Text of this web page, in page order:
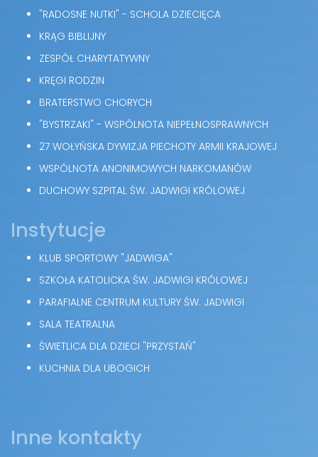
"RADOSNE NUTKI" - SCHOLA DZIECIĘCA
KRĄG BIBLIJNY
ZESPÓŁ CHARYTATYWNY
KRĘGI RODZIN
BRATERSTWO CHORYCH
"BYSTRZAKI" - WSPÓLNOTA NIEPEŁNOSPRAWNYCH
27 WOŁYŃSKA DYWIZJA PIECHOTY ARMII KRAJOWEJ
WSPÓLNOTA ANONIMOWYCH NARKOMANÓW
DUCHOWY SZPITAL ŚW. JADWIGI KRÓLOWEJ
Instytucje
KLUB SPORTOWY "JADWIGA"
SZKOŁA KATOLICKA ŚW. JADWIGI KRÓLOWEJ
PARAFIALNE CENTRUM KULTURY ŚW. JADWIGI
SALA TEATRALNA
ŚWIETLICA DLA DZIECI "PRZYSTAŃ"
KUCHNIA DLA UBOGICH
Inne kontakty